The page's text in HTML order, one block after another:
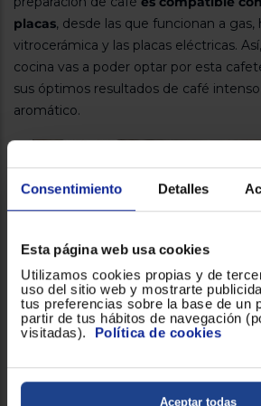
Consentimiento Detalles
Esta página web usa cookies
Utilizamos cookies propias y de
uso del sitio web y mostrarte
tus preferencias sobre la base de un
partir de tus hábitos de navegación
visitadas). Política de cookies
Aceptar todas
placas, desde las que funcionan a gas,
vitrocerámica y las placas eléctricas.
cocina vas a poder optar por esta
sus óptimos resultados de café
aromático.
Lacafetera Orbegozo KF 600 con